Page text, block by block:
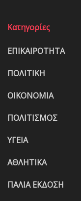
Κατηγορίες
ΕΠΙΚΑΙΡΟΤΗΤΑ
ΠΟΛΙΤΙΚΗ
ΟΙΚΟΝΟΜΙΑ
ΠΟΛΙΤΙΣΜΟΣ
ΥΓΕΙΑ
ΑΘΛΗΤΙΚΑ
ΠΑΛΙΑ ΕΚΔΟΣΗ